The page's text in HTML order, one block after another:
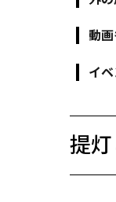
動画
イ
提